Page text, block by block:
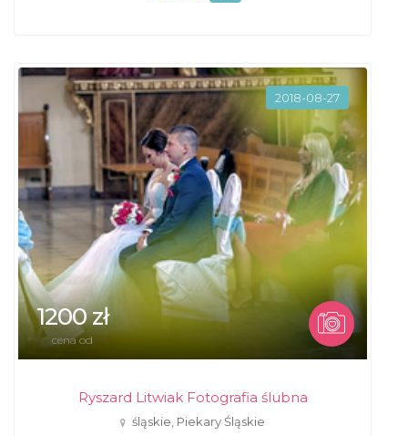
2018-08-27
1200 zł
cena od
Ryszard Litwiak Fotografia ślubna
śląskie, Piekary Śląskie